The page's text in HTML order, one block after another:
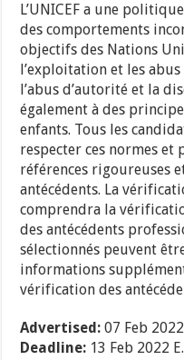
L’UNICEF a une
des comportements
objectifs des Nations
l’exploitation et les
l’abus d’autorité et la
également à des
enfants. Tous les
respecter ces normes
références rigoureuses
antécédents. La
comprendra la
des antécédents
sélectionnés peuvent
informations
vérification des
Advertised: 07 Feb 2022
Deadline: 13 Feb 2022